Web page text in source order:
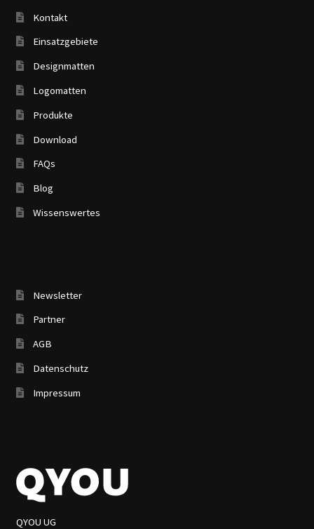
QYOU UG
Kontakt
Einsatzgebiete
Designmatten
Logomatten
Produkte
Download
FAQs
Blog
Wissenswertes
Newsletter
Partner
AGB
Datenschutz
Impressum